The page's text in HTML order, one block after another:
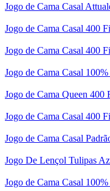
Jogo de Cama Casal
Jogo de Cama Casal 400
Jogo de Cama Casal 400
Jogo de Cama Casal
Jogo de Cama Queen 400
Jogo de Cama Casal 400
Jogo de Cama Casal
Jogo De Lençol Tulipas
Jogo de Cama Casal